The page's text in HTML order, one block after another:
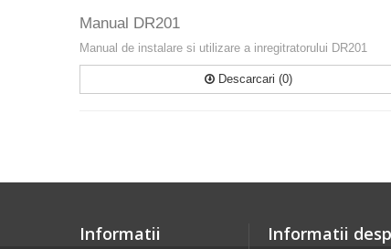
Manual DR201
Manual de instalare si utilizare a inregitratorului DR201
Descarcari (0)
Informatii Informatii